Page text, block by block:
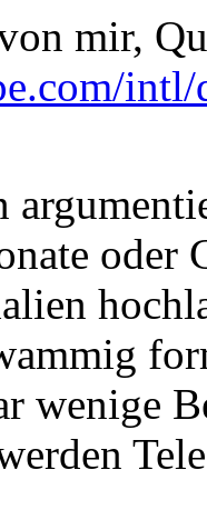
mir,
intl/
oder
wenige